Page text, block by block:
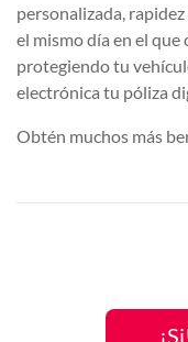
personalizada,
el mismo día en el
protegiendo tu
electrónica tu póliza
Obtén muchos más